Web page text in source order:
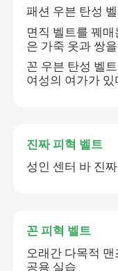
패션 우븐 탄성
면직 벨트를 꿰
은 가죽 옷과 쌍
꼰 우븐 탄성 벨
여성의 여가가
진짜 피혁 벨트
성인 센터 바 진
꼰 피혁 벨트
오래간 다목적
공용 실습